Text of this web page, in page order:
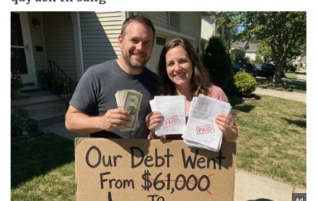
Bất động sản
Khởi nghiệp
Thị trường
Giá vàng
Tiêu dùng
Tỷ giá